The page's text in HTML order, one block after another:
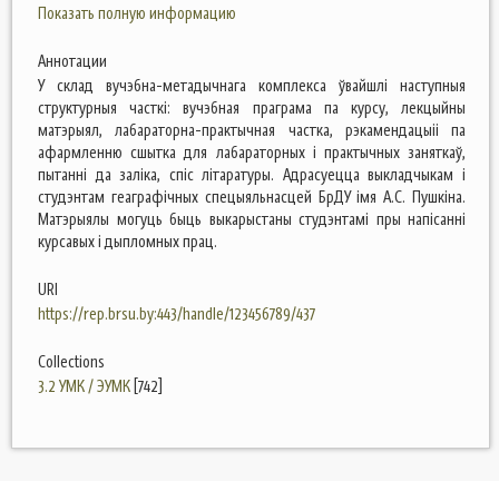
Показать полную информацию
Аннотации
У склад вучэбна-метадычнага комплекса ўвайшлі наступныя
структурныя часткі: вучэбная праграма па курсу, лекцыйны
матэрыял, лабараторна-практычная частка, рэкамендацыіі па
афармленню сшытка для лабараторных і практычных заняткаў,
пытанні да заліка, спіс літаратуры. Адрасуецца выкладчыкам і
студэнтам геаграфічных спецыяльнасцей БрДУ імя А.С. Пушкіна.
Матэрыялы могуць быць выкарыстаны студэнтамі пры напісанні
курсавых і дыпломных прац.
URI
https://rep.brsu.by:443/handle/123456789/437
Collections
3.2 УМК / ЭУМК [742]